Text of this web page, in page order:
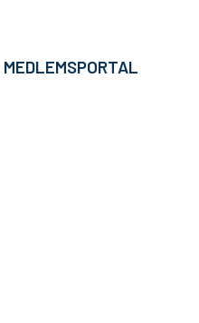
MEDLEMSPORTAL